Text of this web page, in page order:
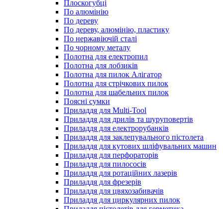
Плоскогубці
По алюмінію
По дереву
По дереву, алюмінію, пластику
По нержавіючій сталі
По чорному металу
Полотна для електропил
Полотна для лобзиків
Полотна для пилок Алігатор
Полотна для стрічкових пилок
Полотна для шабельних пилок
Поясні сумки
Приладдя для Multi-Tool
Приладдя для дрилів та шуруповертів
Приладдя для електрорубанків
Приладдя для заклепувального пістолета
Приладдя для кутових шліфувальних машин
Приладдя для перфораторів
Приладдя для пилососів
Приладдя для ротаційних лазерів
Приладдя для фрезерів
Приладдя для цвяхозабивачів
Приладдя для циркулярних пилок